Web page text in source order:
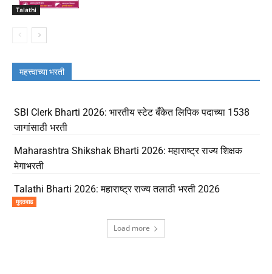
Talathi
महत्त्वाच्या भरती
SBI Clerk Bharti 2026: भारतीय स्टेट बँकेत लिपिक पदाच्या 1538
जागांसाठी भरती
Maharashtra Shikshak Bharti 2026: महाराष्ट्र राज्य शिक्षक
मेगाभरती
Talathi Bharti 2026: महाराष्ट्र राज्य तलाठी भरती 2026
मुदतवाढ
Load more